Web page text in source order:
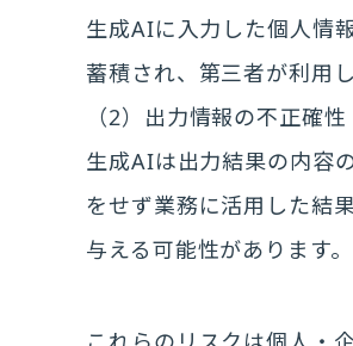
生成AIに入力した個人情
蓄積され、第三者が利用
（2）出力情報の不正確性
生成AIは出力結果の内容
をせず業務に活用した結
与える可能性があります。